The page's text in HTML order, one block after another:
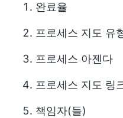
완료율
프로세스 지도 유
프로세스 아젠다
프로세스 지도 링
책임자(들)